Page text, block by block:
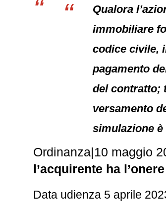
Qualora
immobiliare
codice civile,
pagamento
del contratto;
versamento
simulazione
Ordinanza|10 maggio
l’acquirente ha
Data udienza 5 aprile